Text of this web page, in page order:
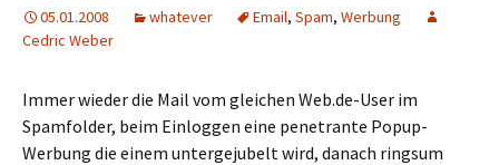
05.01.2008 whatever Email, Spam, Werbung
Cedric Weber
Immer wieder die Mail vom gleichen Web.de-User im
Spamfolder, beim Einloggen eine penetrante Popup-
Werbung die einem untergejubelt wird, danach ringsum